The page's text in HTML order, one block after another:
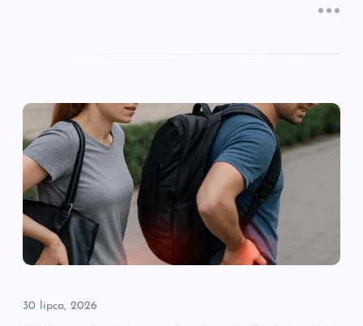
30 lipca, 2026